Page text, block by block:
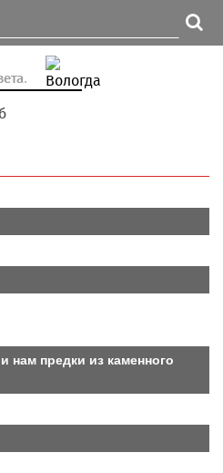
предки из каменного